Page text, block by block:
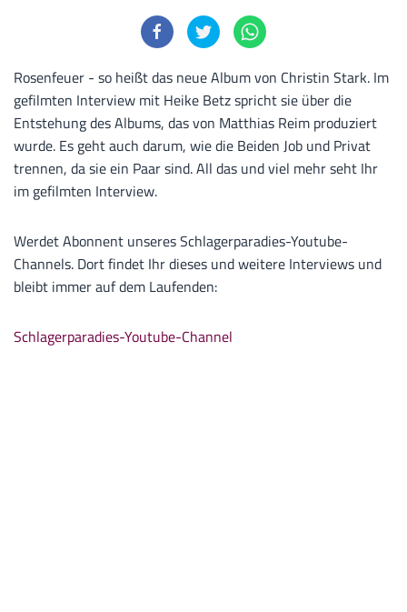
Rosenfeuer - so heißt das neue Album von Christin Stark. Im
gefilmten Interview mit Heike Betz spricht sie über die
Entstehung des Albums, das von Matthias Reim produziert
wurde. Es geht auch darum, wie die Beiden Job und Privat
trennen, da sie ein Paar sind. All das und viel mehr seht Ihr
im gefilmten Interview.
Werdet Abonnent unseres Schlagerparadies-Youtube-
Channels. Dort findet Ihr dieses und weitere Interviews und
bleibt immer auf dem Laufenden:
Schlagerparadies-Youtube-Channel